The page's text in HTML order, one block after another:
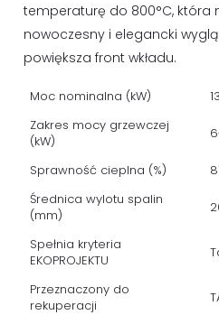
temperaturę do 800°C, która
nowoczesny i elegancki
powiększa front wkładu.
Moc nominalna (kW)
13
Zakres mocy grzewczej
(kW)
Sprawność cieplna (%)
Średnica wylotu spalin
(mm)
Spełnia kryteria
EKOPROJEKTU
Przeznaczony do
rekuperacji